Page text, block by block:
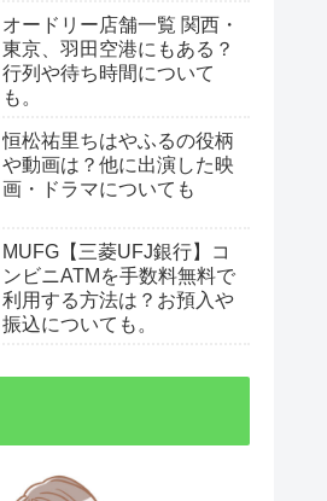
オードリー店舗一覧 関西・
東京、羽田空港にもある？
行列や待ち時間について
も。
恒松祐里ちはやふるの役柄
や動画は？他に出演した映
画・ドラマについても
MUFG【三菱UFJ銀行】コ
ンビニATMを手数料無料で
利用する方法は？お預入や
振込についても。